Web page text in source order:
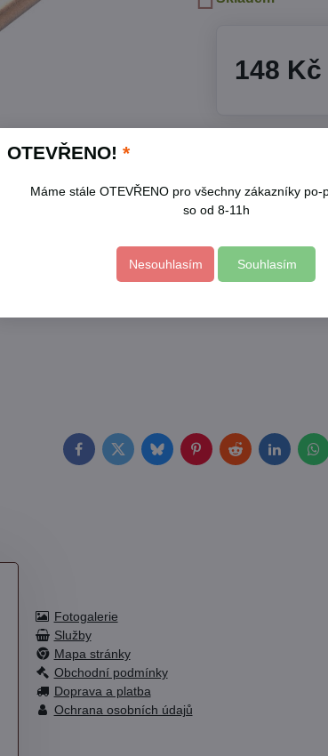
148 Kč
Výrobce:EXTOL
Popis
FacebookTwitterBlueskyPinterestRedditLinkedIn
Fotogalerie
Služby
Mapa stránky
Obchodní podmínky
Doprava a platba
Ochrana osobních údajů
OTEVŘENO! *
Máme stále OTEVŘENO pro všechny zákazníky po-
so od 8-11h
Nesouhlasím Souhlasím